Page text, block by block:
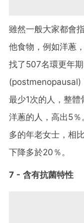
雖然一般大家都會
他食物，例如洋蔥
找了507名環更年
(postmenopausal)
最少1次的人，整
洋蔥的人，高出5
多的年老女士，相
下降多於20％。
7 - 含有抗菌特性